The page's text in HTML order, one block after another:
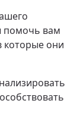
помочь вам
которые они